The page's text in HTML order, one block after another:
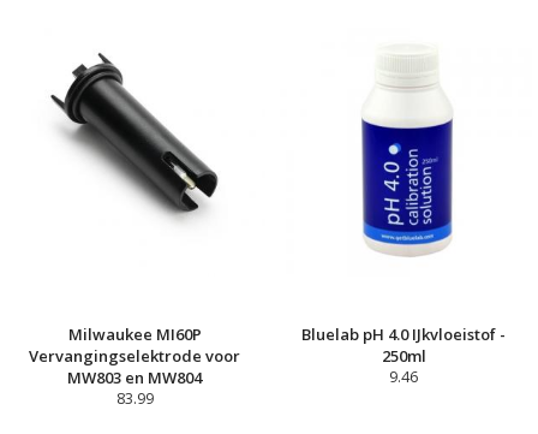
Milwaukee MI60P
Vervangingselektrode voor
MW803 en MW804
83.99
Bluelab pH 4.0 IJkvloeistof -
250ml
9.46